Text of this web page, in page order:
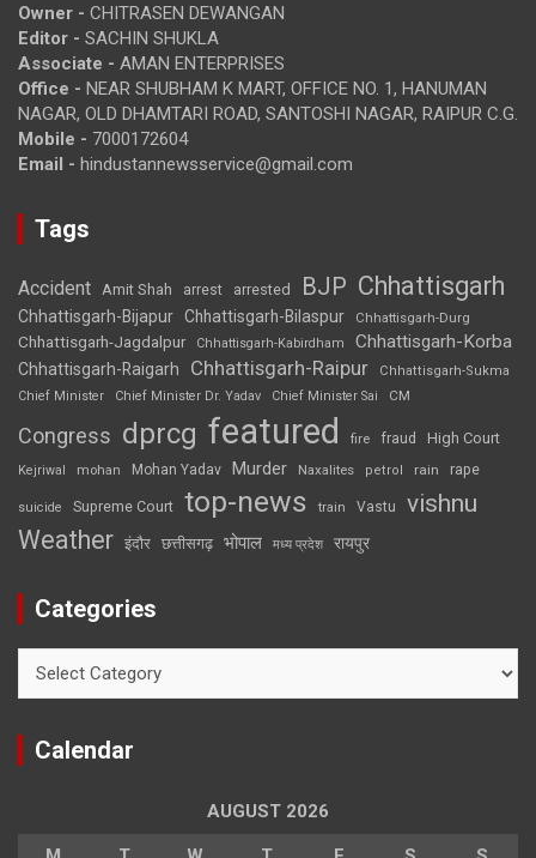
Owner - CHITRASEN DEWANGAN
Editor - SACHIN SHUKLA
Associate - AMAN ENTERPRISES
Office - NEAR SHUBHAM K MART, OFFICE NO. 1, HANUMAN
NAGAR, OLD DHAMTARI ROAD, SANTOSHI NAGAR, RAIPUR C.G.
Mobile - 7000172604
Email - hindustannewsservice@gmail.com
Tags
Accident Amit Shah arrest arrested BJP Chhattisgarh
Chhattisgarh-Bijapur Chhattisgarh-Bilaspur Chhattisgarh-Durg
Chhattisgarh-Jagdalpur Chhattisgarh-Kabirdham Chhattisgarh-Korba
Chhattisgarh-Raigarh Chhattisgarh-Raipur
Chhattisgarh-Sukma
Chief Minister
Chief Minister Dr. Yadav Chief Minister Sai CM
Congress dprcg featured fire fraud High Court
Kejriwal mohan Mohan Yadav Murder Naxalites petrol rain rape
suicide Supreme Court top-news train Vastu vishnu
Weather इंदौर छत्तीसगढ़ भोपाल मध्य प्रदेश रायपुर
Categories
Calendar
AUGUST 2026